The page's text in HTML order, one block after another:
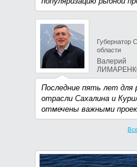
Губернатор
области
Валерий
Последние пять лет для
отрасли Сахалина и
отмечены важными